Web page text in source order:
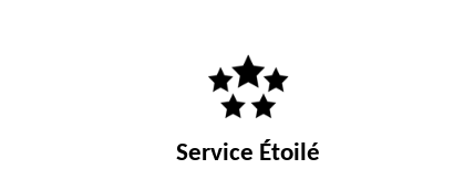
Service Étoilé